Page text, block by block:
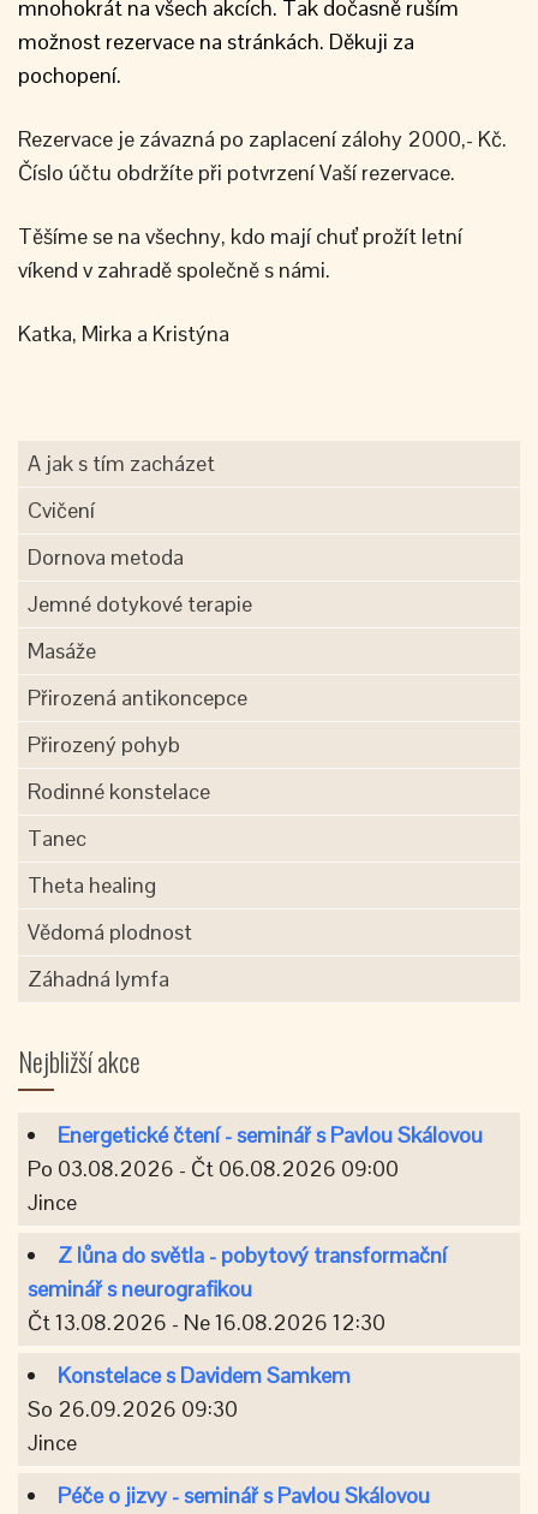
mnohokrát na všech akcích. Tak dočasně ruším
možnost rezervace na stránkách. Děkuji za
pochopení.
Rezervace je závazná po zaplacení zálohy 2000,- Kč.
Číslo účtu obdržíte při potvrzení Vaší rezervace.
Těšíme se na všechny, kdo mají chuť prožít letní
víkend v zahradě společně s námi.
Katka, Mirka a Kristýna
A jak s tím zacházet
Cvičení
Dornova metoda
Jemné dotykové terapie
Masáže
Přirozená antikoncepce
Přirozený pohyb
Rodinné konstelace
Tanec
Theta healing
Vědomá plodnost
Záhadná lymfa
Nejbližší akce
Energetické čtení - seminář s Pavlou Skálovou
Po 03.08.2026 - Čt 06.08.2026 09:00
Jince
Z lůna do světla - pobytový transformační
seminář s neurografikou
Čt 13.08.2026 - Ne 16.08.2026 12:30
Konstelace s Davidem Samkem
So 26.09.2026 09:30
Jince
Péče o jizvy - seminář s Pavlou Skálovou